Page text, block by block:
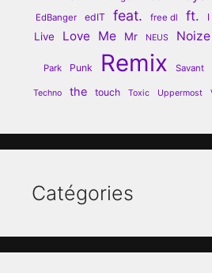
EdBanger
edIT feat. free dl ft. I
Live Love Me Mr NEUS Noize
Park Punk Remix Savant
Techno the touch Toxic Uppermost
Catégories